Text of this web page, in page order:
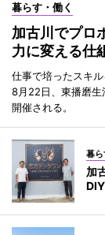
暮らす・働く
加古川でプロ
力に変える仕
仕事で培ったスキ
8月22日、東播磨生
開催される。
暮ら
加